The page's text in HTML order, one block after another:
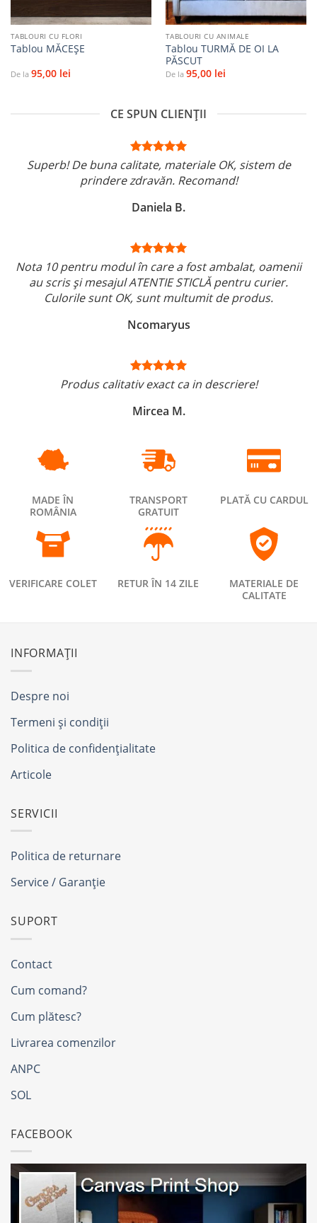
TABLOURI CU FLORI
Tablou MĂCEŞE
De la 95,00 lei
TABLOURI CU ANIMALE
Tablou TURMĂ DE OI LA
PĂSCUT
De la 95,00 lei
CE SPUN CLIENȚII
Superb! De buna calitate, materiale OK, sistem de
prindere zdravăn. Recomand!
Daniela B.
Nota 10 pentru modul în care a fost ambalat, oamenii
au scris și mesajul ATENTIE STICLĂ pentru curier.
Culorile sunt OK, sunt multumit de produs.
Ncomaryus
Produs calitativ exact ca in descriere!
Mircea M.
MADE ÎN
ROMÂNIA
TRANSPORT
GRATUIT
PLATĂ CU CARDUL
VERIFICARE COLET RETUR ÎN 14 ZILE
MATERIALE DE
CALITATE
INFORMAȚII
Despre noi
Termeni și condiții
Politica de confidențialitate
Articole
SERVICII
Politica de returnare
Service / Garanție
SUPORT
Contact
Cum comand?
Cum plătesc?
Livrarea comenzilor
ANPC
SOL
FACEBOOK